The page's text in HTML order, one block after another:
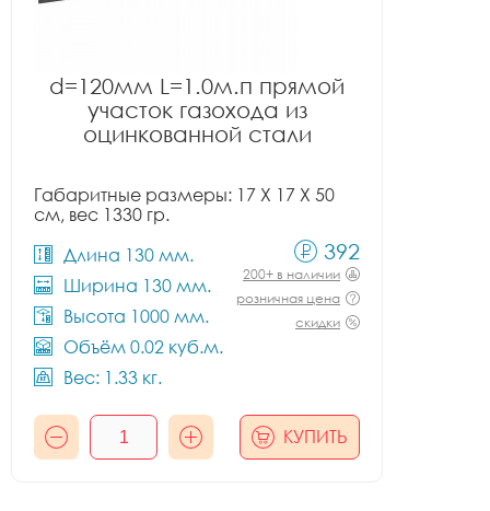
d=120мм L=1.0м.п прямой
участок газохода из
оцинкованной стали
Габаритные размеры: 17 X 17 X 50
см, вес 1330 гр.
Длина 130 мм.
Ширина 130 мм.
Высота 1000 мм.
Объём 0.02 куб.м.
Вес: 1.33 кг.
392
200+ в наличии
розничная цена
скидки
КУПИТЬ